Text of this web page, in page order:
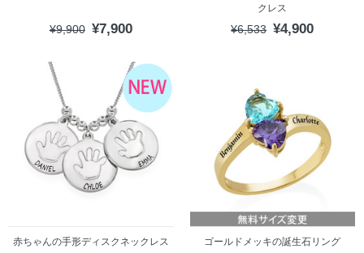
¥9,900 ¥7,900
クレス
¥6,533 ¥4,900
赤ちゃんの手形ディスクネックレス ゴールドメッキの誕生石リング